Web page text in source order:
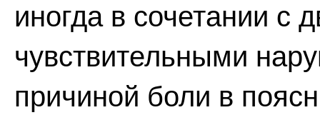
иногда в сочетании с
чувствительными
причиной боли в